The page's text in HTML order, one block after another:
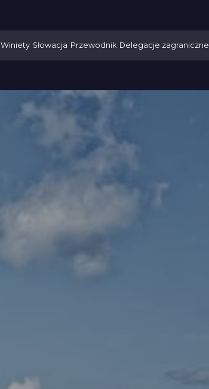
Winiety Słowacja Przewodnik Delegacje zagraniczne